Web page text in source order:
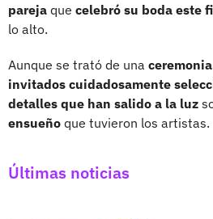
pareja que celebró su boda este
lo alto.
Aunque se trató de una
invitados cuidadosamente
detalles que han salido a la luz
ensueño que tuvieron los artistas.
Últimas noticias